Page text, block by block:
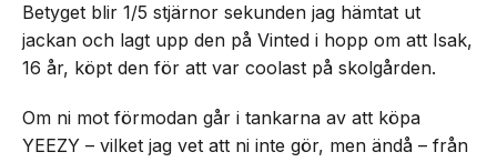
Betyget blir 1/5 stjärnor sekunden jag hämtat ut
jackan och lagt upp den på Vinted i hopp om att Isak,
16 år, köpt den för att var coolast på skolgården.
Om ni mot förmodan går i tankarna av att köpa
YEEZY – vilket jag vet att ni inte gör, men ändå – från